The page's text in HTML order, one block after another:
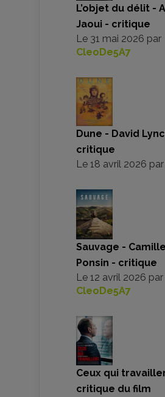
L’objet du délit -
Jaoui - critique
Le 31 mai 2026 par
CleoDe5A7
Dune - David
critique
Le 18 avril 2026 par
Sauvage - Camille
Ponsin - critique
Le 12 avril 2026 par
CleoDe5A7
Ceux qui
critique du film